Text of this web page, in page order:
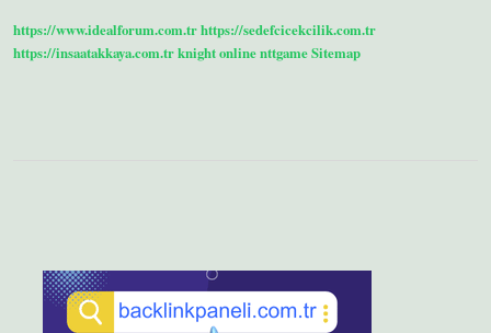
https://www.idealforum.com.trhttps://sedefcicekcilik.com.tr
https://insaatakkaya.com.trknight onlinenttgameSitemap